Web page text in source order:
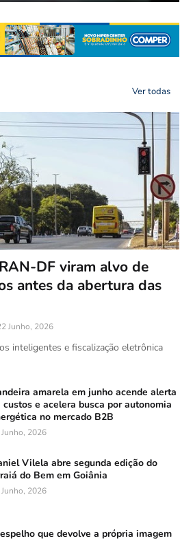
Ver todas
DF viram alvo de
antes da abertura das
Junho, 2026
inteligentes e fiscalização eletrônica
amarela em junho acende alerta
custos e acelera busca por autonomia
no mercado B2B
2026
Vilela abre segunda edição do
do Bem em Goiânia
2026
que devolve a própria imagem